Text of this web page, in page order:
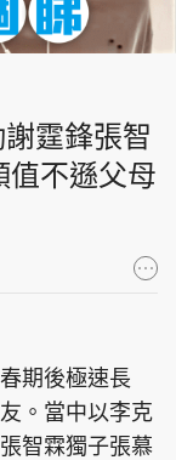
動
專欄
東Touch
霆鋒張智
值不遜父母
期後極速長
。當中以李克
智霖獨子張慕